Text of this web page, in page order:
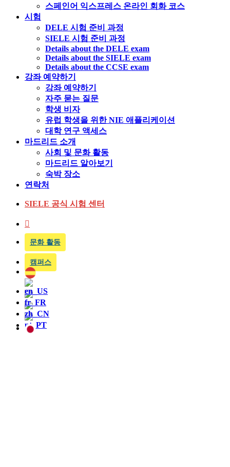
스페인어 익스프레스 온라인 회화 코스
시험
DELE 시험 준비 과정
SIELE 시험 준비 과정
Details about the DELE exam
Details about the SIELE exam
Details about the CCSE exam
강좌 예약하기
강좌 예약하기
자주 묻는 질문
학생 비자
유럽 학생을 위한 NIE 애플리케이션
대학 연구 액세스
마드리드 소개
사회 및 문화 활동
마드리드 알아보기
숙박 장소
연락처
SIELE 공식 시험 센터
문화 활동
캠퍼스